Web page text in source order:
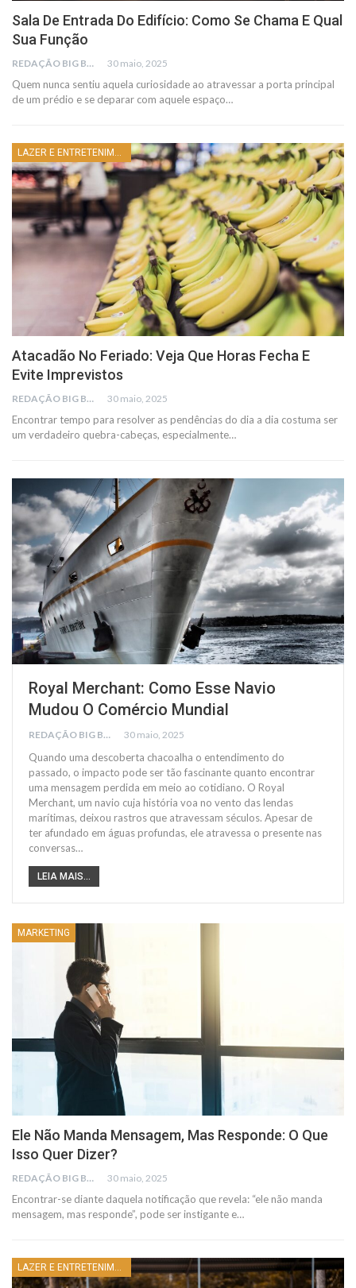
Sala De Entrada Do Edifício: Como Se Chama E Qual
Sua Função
REDAÇÃO BIG BUSCA 30 maio, 2025
Quem nunca sentiu aquela curiosidade ao atravessar a porta principal
de um prédio e se deparar com aquele espaço…
LAZER E ENTRETENIMENTO
Atacadão No Feriado: Veja Que Horas Fecha E
Evite Imprevistos
REDAÇÃO BIG BUSCA 30 maio, 2025
Encontrar tempo para resolver as pendências do dia a dia costuma ser
um verdadeiro quebra-cabeças, especialmente…
Royal Merchant: Como Esse Navio
Mudou O Comércio Mundial
REDAÇÃO BIG BUSCA 30 maio, 2025
Quando uma descoberta chacoalha o entendimento do
passado, o impacto pode ser tão fascinante quanto encontrar
uma mensagem perdida em meio ao cotidiano. O Royal
Merchant, um navio cuja história voa no vento das lendas
marítimas, deixou rastros que atravessam séculos. Apesar de
ter afundado em águas profundas, ele atravessa o presente nas
conversas…
LEIA MAIS...
MARKETING
Ele Não Manda Mensagem, Mas Responde: O Que
Isso Quer Dizer?
REDAÇÃO BIG BUSCA 30 maio, 2025
Encontrar-se diante daquela notificação que revela: “ele não manda
mensagem, mas responde”, pode ser instigante e…
LAZER E ENTRETENIMENTO